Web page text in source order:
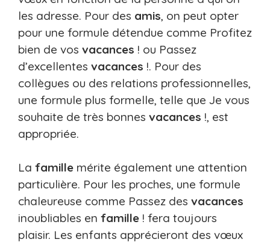
les adresse. Pour des amis, on peut opter
pour une formule détendue comme Profitez
bien de vos vacances ! ou Passez
d’excellentes vacances !. Pour des
collègues ou des relations professionnelles,
une formule plus formelle, telle que Je vous
souhaite de très bonnes vacances !, est
appropriée.
La famille mérite également une attention
particulière. Pour les proches, une formule
chaleureuse comme Passez des vacances
inoubliables en famille ! fera toujours
plaisir. Les enfants apprécieront des vœux